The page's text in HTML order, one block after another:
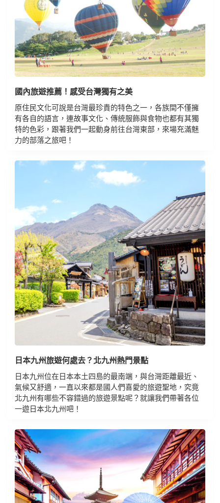
國內旅遊推薦！感受台灣獨有之美
原住民文化可說是台灣最珍貴的特色之一，各族間不僅擁
有各自的語言，連故事文化、傳統服飾與食物也都有其獨
特的色彩，跟著我們一起動身前往台灣東部，來場充滿魅
力的部落之旅吧！
日本九州旅遊何處去？北九州熱門景點
日本九州位在日本本土四島的最南端，與台灣距離最近、
氣候又舒適，一直以來都是國人們喜愛的旅遊聖地，究竟
北九州有哪些不容錯過的旅遊景點呢？就讓我們帶著各位
一遊日本北九州吧！